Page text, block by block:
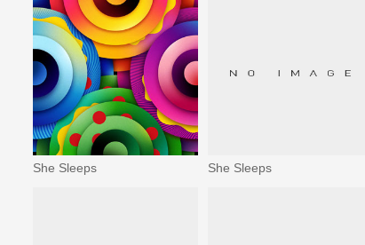
She Sleeps She Sleeps